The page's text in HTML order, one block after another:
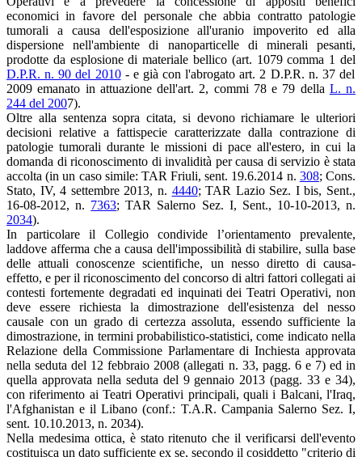
economici in favore del personale che abbia contratto patologie
tumorali a causa dell'esposizione all'uranio impoverito ed alla
dispersione nell'ambiente di nanoparticelle di minerali pesanti,
prodotte da esplosione di materiale bellico (art. 1079 comma 1 del
D.P.R. n. 90 del 2010- e già con l'abrogato art. 2 D.P.R. n. 37 del
2009 emanato in attuazione dell'art. 2, commi 78 e 79 della L. n.
244 del 2007).
Oltre alla sentenza sopra citata, si devono richiamare le ulteriori
decisioni relative a fattispecie caratterizzate dalla contrazione di
patologie tumorali durante le missioni di pace all'estero, in cui la
domanda di riconoscimento di invalidità per causa di servizio è stata
accolta (in un caso simile: TAR Friuli, sent. 19.6.2014 n. 308; Cons.
Stato, IV, 4 settembre 2013, n. 4440; TAR Lazio Sez. I bis, Sent.,
16-08-2012, n. 7363; TAR Salerno Sez. I, Sent., 10-10-2013, n.
2034).
In particolare il Collegio condivide l’orientamento prevalente,
laddove afferma che a causa dell'impossibilità di stabilire, sulla base
delle attuali conoscenze scientifiche, un nesso diretto di causa-
effetto, e per il riconoscimento del concorso di altri fattori collegati ai
contesti fortemente degradati ed inquinati dei Teatri Operativi, non
deve essere richiesta la dimostrazione dell'esistenza del nesso
causale con un grado di certezza assoluta, essendo sufficiente la
dimostrazione, in termini probabilistico-statistici, come indicato nella
Relazione della Commissione Parlamentare di Inchiesta approvata
nella seduta del 12 febbraio 2008 (allegati n. 33, pagg. 6 e 7) ed in
quella approvata nella seduta del 9 gennaio 2013 (pagg. 33 e 34),
con riferimento ai Teatri Operativi principali, quali i Balcani, l'Iraq,
l'Afghanistan e il Libano (conf.: T.A.R. Campania Salerno Sez. I,
sent. 10.10.2013, n. 2034).
Nella medesima ottica, è stato ritenuto che il verificarsi dell'evento
costituisca un dato sufficiente ex se, secondo il cosiddetto "criterio di